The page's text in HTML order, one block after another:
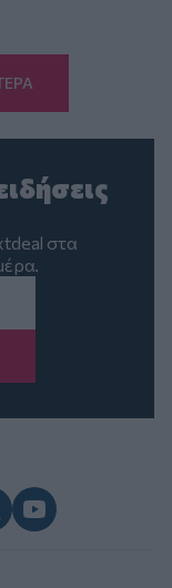
στα